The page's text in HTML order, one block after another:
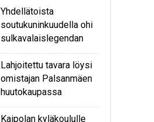
Yhdellätoista
soutukuninkuudella ohi
sulkavalaislegendan
Lahjoitettu tavara löysi
omistajan Palsanmäen
huutokaupassa
Kaipolan kyläkoululle